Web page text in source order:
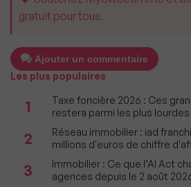
gratuit pour tous.
Ajouter un commentaire
Les plus populaires
1
Taxe foncière 2026 : Ces
restera parmi les plus lourdes
2
Réseau immobilier : iad
millions d'euros de chiffre
3
Immobilier : Ce que l’AI Act
agences depuis le 2 août